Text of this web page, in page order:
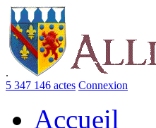
.
5 347 146 actes Connexion
Accueil